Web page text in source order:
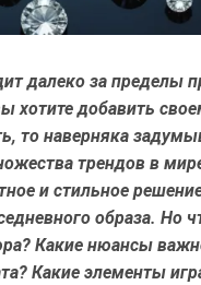
далеко за пределы
хотите добавить
то наверняка
трендов в
и стильное
образа. Но
Какие нюансы
Какие элементы